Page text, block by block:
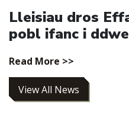
Lleisiau dros
pobl ifanc i
Read More >>
View All News